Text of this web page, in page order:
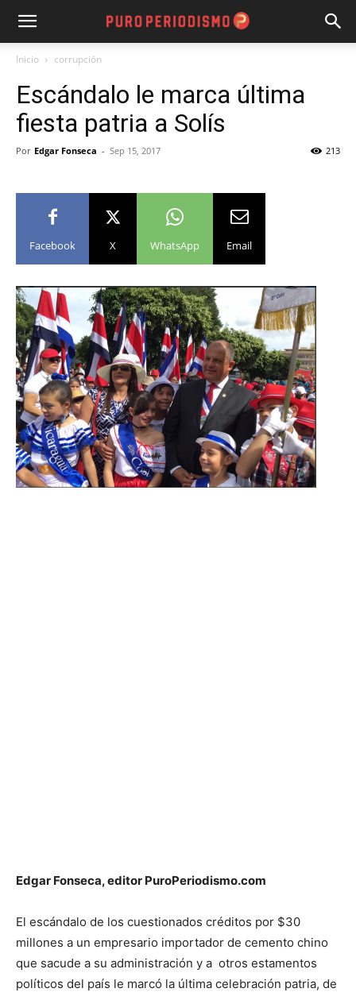
Inicio corrupción
Escándalo le marca última
fiesta patria a Solís
Por Edgar Fonseca - Sep 15, 2017 213
Facebook X WhatsApp Email
Edgar Fonseca, editor PuroPeriodismo.com
El escándalo de los cuestionados créditos por $30
millones a un empresario importador de cemento chino
que sacude a su administración y a otros estamentos
políticos del país le marcó la última celebración patria, de